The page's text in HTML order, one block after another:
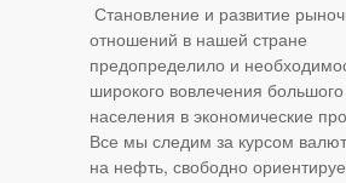
Становление и развитие
отношений в нашей стране
предопределило и
широкого вовлечения
населения в экономические
Все мы следим за курсом
на нефть, свободно